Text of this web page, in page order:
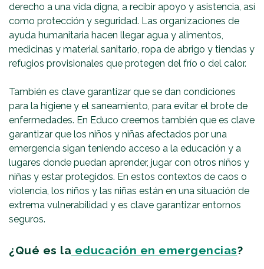
derecho a una vida digna, a recibir apoyo y asistencia, así
como protección y seguridad. Las organizaciones de
ayuda humanitaria hacen llegar agua y alimentos,
medicinas y material sanitario, ropa de abrigo y tiendas y
refugios provisionales que protegen del frío o del calor.
También es clave garantizar que se dan condiciones
para la higiene y el saneamiento, para evitar el brote de
enfermedades. En Educo creemos también que es clave
garantizar que los niños y niñas afectados por una
emergencia sigan teniendo acceso a la educación y a
lugares donde puedan aprender, jugar con otros niños y
niñas y estar protegidos. En estos contextos de caos o
violencia, los niños y las niñas están en una situación de
extrema vulnerabilidad y es clave garantizar entornos
seguros.
¿Qué es la educación en emergencias?